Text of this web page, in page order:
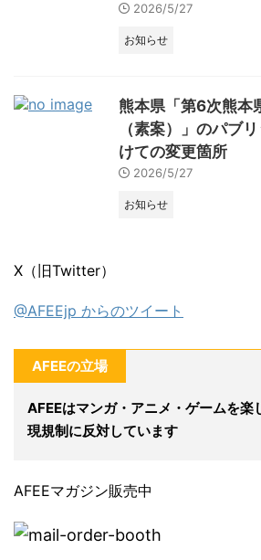
2026/5/27
お知らせ
熊本県「第6次熊本
（素案）」のパブ
けての変更箇所
2026/5/27
お知らせ
X（旧Twitter）
@AFEEjp からのツイート
AFEEの立場
AFEEはマンガ・アニメ・ゲームを楽
現規制に反対しています
AFEEマガジン販売中